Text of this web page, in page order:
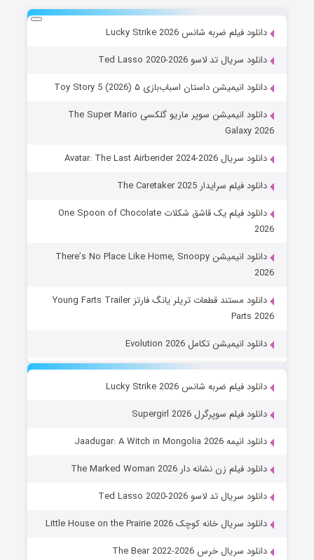
دانلود فیلم ضربه شانس Lucky Strike 2026
دانلود سریال تد لاسو Ted Lasso 2020-2026
دانلود انیمیشن داستان اسباب‌بازی ۵ Toy Story 5 (2026)
دانلود انیمیشن سوپر ماریو گلکسی The Super Mario
Galaxy 2026
دانلود سریال Avatar: The Last Airbender 2024-2026
دانلود فیلم سرایدار The Caretaker 2025
دانلود فیلم یک قاشق شکلات One Spoon of Chocolate
2026
دانلود انیمیشن There’s No Place Like Home, Snoopy
2026
دانلود مستند قطعات تریلر یانگ فارتز Young Farts Trailer
Parts 2026
دانلود انیمیشن تکامل Evolution 2026
دانلود فیلم ضربه شانس Lucky Strike 2026
دانلود فیلم سوپرگرل Supergirl 2026
دانلود انیمه Jaadugar: A Witch in Mongolia 2026
دانلود فیلم زن نشانه دار The Marked Woman 2026
دانلود سریال تد لاسو Ted Lasso 2020-2026
دانلود سریال خانه کوچک Little House on the Prairie 2026
دانلود سریال خرس The Bear 2022-2026